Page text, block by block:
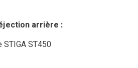
arrière :
ST450